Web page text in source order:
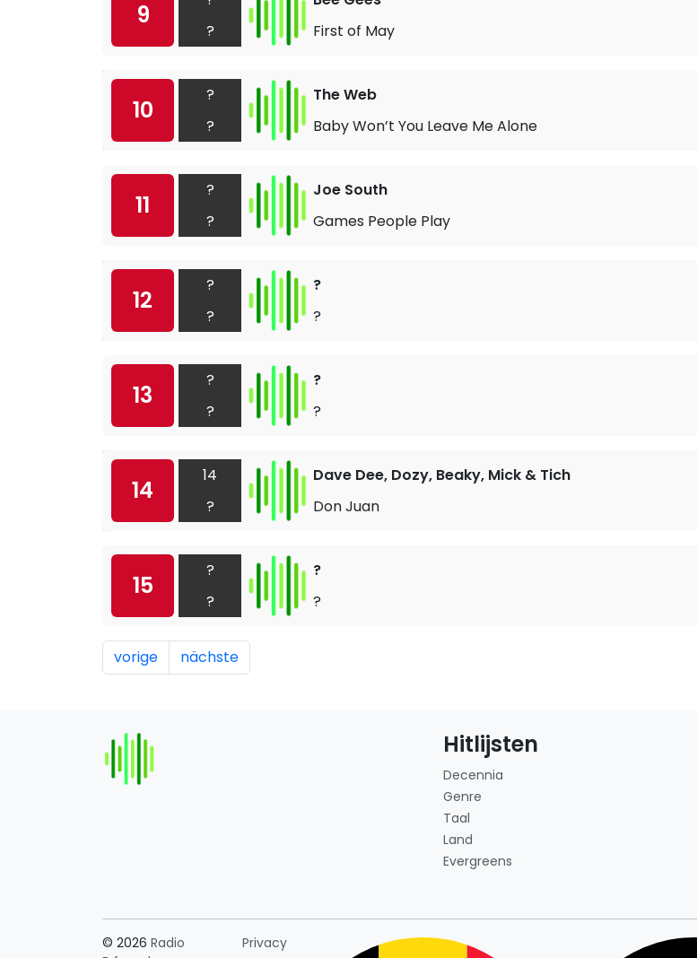
9
?
First of May
10
?
?
The Web
Baby Won’t You Leave Me Alone
11
?
?
Joe South
Games People Play
12
?
?
?
?
13
?
?
?
?
14
14
?
Dave Dee, Dozy, Beaky, Mick & Tich
Don Juan
15
?
?
?
?
vorige nächste
Hitlijsten
Decennia
Genre
Taal
Land
Evergreens
© 2026 Radio
PrivacyLänderauswahl